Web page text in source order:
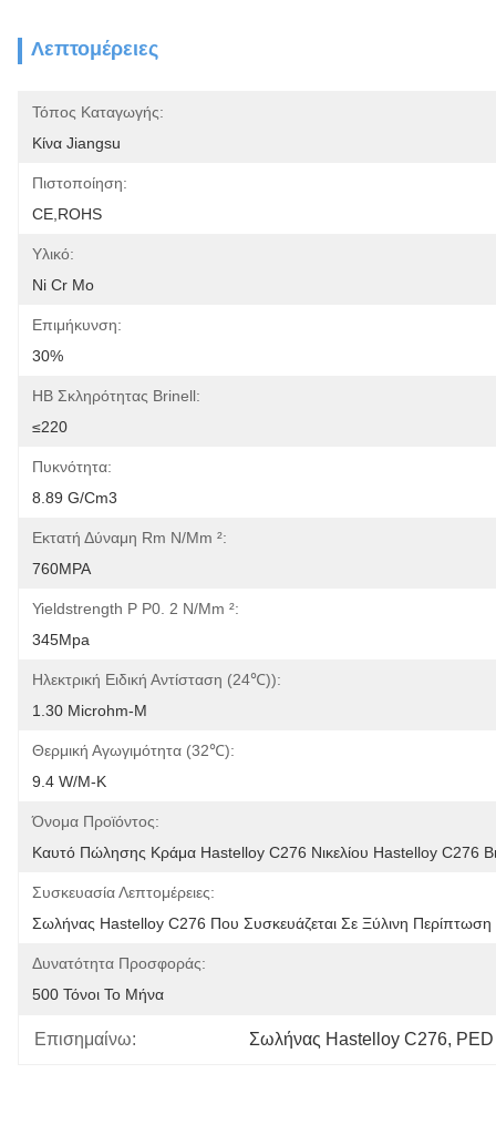
Λεπτομέρειες
Τόπος Καταγωγής:
Κίνα Jiangsu
Πιστοποίηση:
CE,ROHS
Υλικό:
Ni Cr Mo
Επιμήκυνση:
30%
HB Σκληρότητας Brinell:
≤220
Πυκνότητα:
8.89 G/cm3
Εκτατή Δύναμη Rm N/mm ²:
760MPA
Yieldstrength Ρ P0. 2 N/mm ²:
345Mpa
Ηλεκτρική Ειδική Αντίσταση (24℃)):
1.30 Microhm-Μ
Θερμική Αγωγιμότητα (32℃):
9.4 W/m-Κ
Όνομα Προϊόντος:
Καυτό Πώλησης Κράμα Hastelloy C276 Νικελίου Hastelloy C276
Συσκευασία Λεπτομέρειες:
Σωλήνας Hastelloy C276 Που Συσκευάζεται Σε Ξύλινη Περίπτωση
Δυνατότητα Προσφοράς:
500 Τόνοι Το Μήνα
Επισημαίνω: Σωλήνας Hastelloy C276,